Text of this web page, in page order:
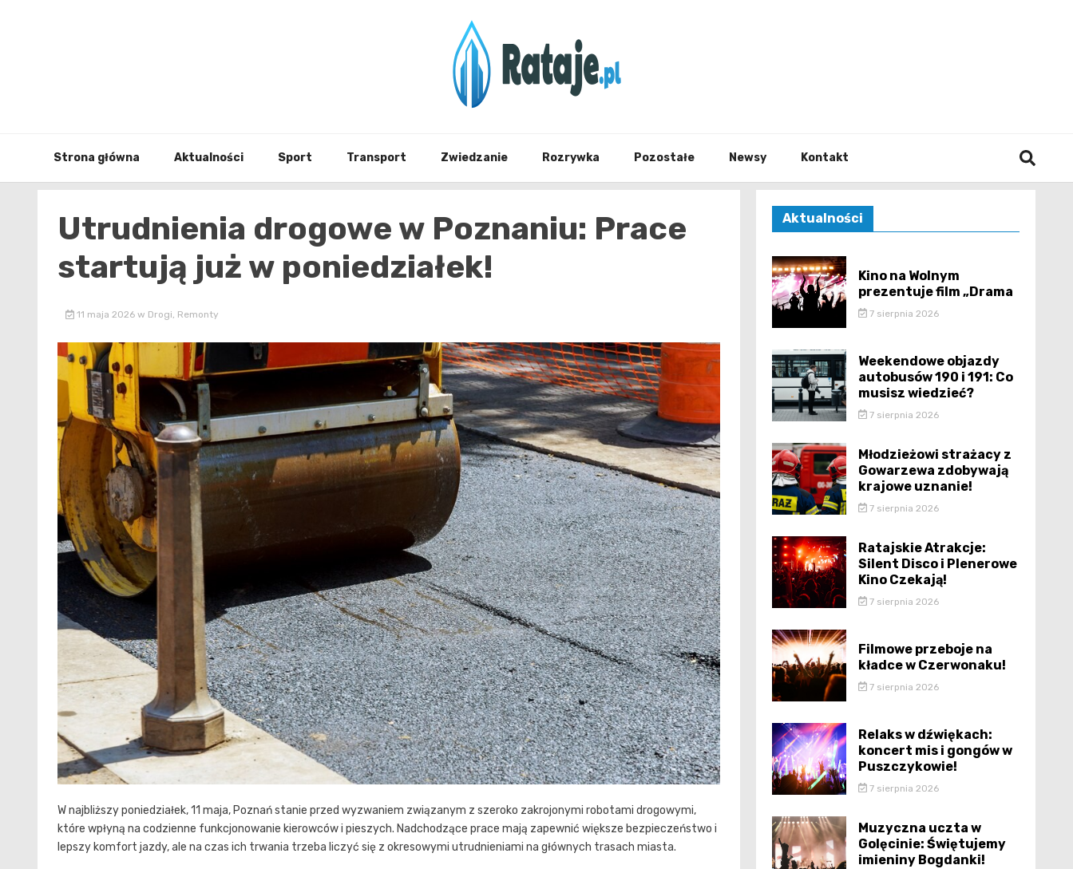
Rataje.pl
Strona główna Aktualności Sport Transport Zwiedzanie Rozrywka Pozostałe Newsy Kontakt
Utrudnienia drogowe w Poznaniu: Prace
startują już w poniedziałek!
11 maja 2026 w Drogi, Remonty
W najbliższy poniedziałek, 11 maja, Poznań stanie przed wyzwaniem związanym z szeroko zakrojonymi robotami drogowymi,
które wpłyną na codzienne funkcjonowanie kierowców i pieszych. Nadchodzące prace mają zapewnić większe bezpieczeństwo i
lepszy komfort jazdy, ale na czas ich trwania trzeba liczyć się z okresowymi utrudnieniami na głównych trasach miasta.
Aktualności
Kino na Wolnym
prezentuje film „Drama
7 sierpnia 2026
Weekendowe objazdy
autobusów 190 i 191: Co
musisz wiedzieć?
7 sierpnia 2026
Młodzieżowi strażacy z
Gowarzewa zdobywają
krajowe uznanie!
7 sierpnia 2026
Ratajskie Atrakcje:
Silent Disco i Plenerowe
Kino Czekają!
7 sierpnia 2026
Filmowe przeboje na
kładce w Czerwonaku!
7 sierpnia 2026
Relaks w dźwiękach:
koncert mis i gongów w
Puszczykowie!
7 sierpnia 2026
Muzyczna uczta w
Golęcinie: Świętujemy
imieniny Bogdanki!